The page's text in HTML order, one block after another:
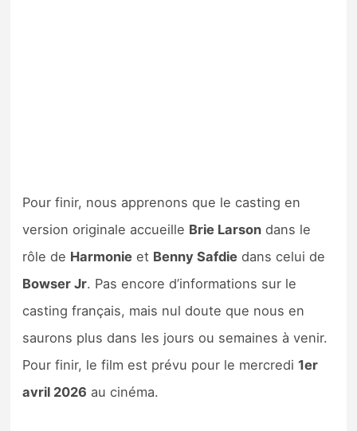
Pour finir, nous apprenons que le casting en
version originale accueille Brie Larson dans le
rôle de Harmonie et Benny Safdie dans celui de
Bowser Jr. Pas encore d’informations sur le
casting français, mais nul doute que nous en
saurons plus dans les jours ou semaines à venir.
Pour finir, le film est prévu pour le mercredi1er
avril 2026 au cinéma.